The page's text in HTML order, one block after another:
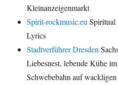
Kleinanzeigenmarkt
Spirit-rockmusic.euSpiritual
Lyrics
Stadtverführer Dresden
Liebesnest, lebende Kühe
Schwebebahn auf